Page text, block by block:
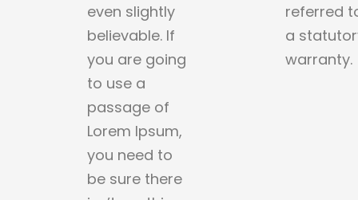
even slightly
believable. If
you are going
to use a
passage of
Lorem Ipsum,
you need to
be sure there
referred
a
warranty.